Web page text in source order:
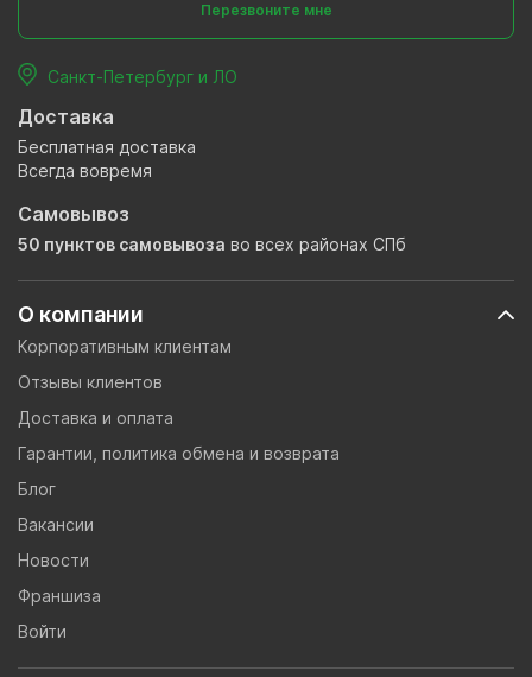
О компании
Корпоративным клиентам
Отзывы клиентов
Доставка и оплата
Гарантии, политика обмена и возврата
Блог
Вакансии
Новости
Франшиза
Войти
Перезвоните мне
Санкт-Петербург и ЛО
Доставка
Бесплатная доставка
Всегда вовремя
Самовывоз
50 пунктов самовывоза во всех районах СПб